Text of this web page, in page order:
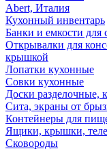
Abert, Италия
Кухонный инвентарь
Банки и емкости для
Открывалки для
крышкой
Лопатки кухонные
Совки кухонные
Доски разделочные,
Сита, экраны от
Контейнеры для
Ящики, крышки,
Сковороды